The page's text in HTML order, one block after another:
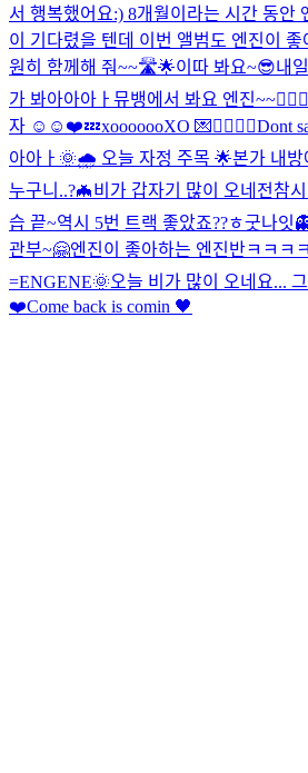
서 행복했어요:) 8개월이라는 시간 동안
이 기다렸을 텐데 이번 앨범도 엔진이
원히 함께해 줘~~🛣🌟이따 봐요~😎내
가 봐아아아ㅏ 뮤뱅에서 봐요 엔진
자 ☺️☺️❤️💤xooooooXO 💌 🙅‍♂️🙆‍♂️Dont
아아ㅏ 🌞🌧 오늘 자정 주목 🌟본가 내방
누구니..?🦇비가 갑자기 많이 오네 전참
습 끝~역시 5번 트랙 좋았죠??ㅎ굿나잇
관부~🤗엔진이 좋아하는 엔진반ㅋㅋㅋ
=ENGENE🌞오늘 비가 많이 오네요...
❤️Come back is comin 🖤